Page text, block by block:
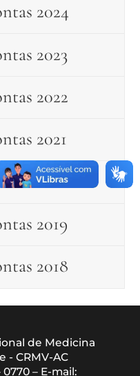
2024
2023
2022
2021
2020
2019
2018
de Medicina
- CRMV-AC
– E-mail: